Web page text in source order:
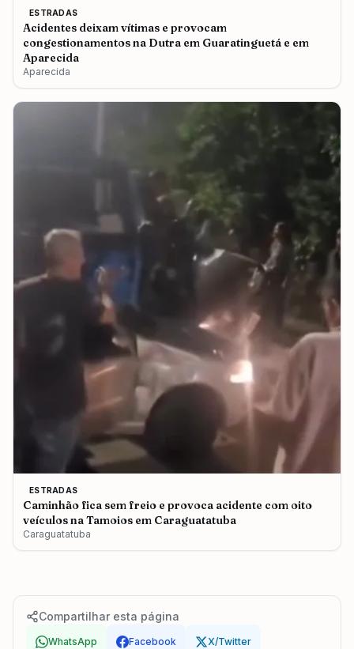
ESTRADAS
Acidentes deixam vítimas e provocam
congestionamentos na Dutra em Guaratinguetá e em
Aparecida
Aparecida
ESTRADAS
Caminhão fica sem freio e provoca acidente com oito
veículos na Tamoios em Caraguatatuba
Caraguatatuba
Compartilhar esta página
WhatsApp Facebook X/Twitter